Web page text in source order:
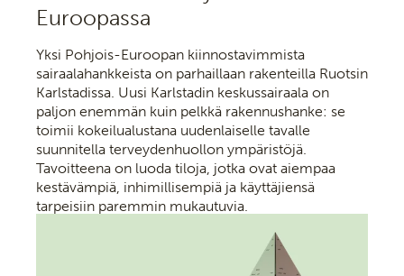
Euroopassa
Yksi Pohjois-Euroopan kiinnostavimmista
sairaalahankkeista on parhaillaan rakenteilla Ruotsin
Karlstadissa. Uusi Karlstadin keskussairaala on
paljon enemmän kuin pelkkä rakennushanke: se
toimii kokeilualustana uudenlaiselle tavalle
suunnitella terveydenhuollon ympäristöjä.
Tavoitteena on luoda tiloja, jotka ovat aiempaa
kestävämpiä, inhimillisempiä ja käyttäjiensä
tarpeisiin paremmin mukautuvia.